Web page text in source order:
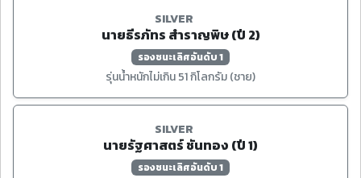
SILVER
นายธีรภัทร สำราญพิษ (ปี 2)
รองชนะเลิศอันดับ 1
รุ่นน้ำหนักไม่เกิน 51 กิโลกรัม (ชาย)
SILVER
นายรัฐศาสตร์ ชันทอง (ปี 1)
รองชนะเลิศอันดับ 1